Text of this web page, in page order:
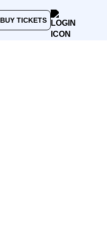
BUY TICKETS